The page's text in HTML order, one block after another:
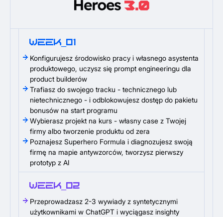
WEEK_01
Konfigurujesz środowisko pracy i własnego asystenta
produktowego, uczysz się prompt engineeringu dla
product builderów
Trafiasz do swojego tracku - technicznego lub
nietechnicznego - i odblokowujesz dostęp do pakietu
bonusów na start programu
Wybierasz projekt na kurs - własny case z Twojej
firmy albo tworzenie produktu od zera
Poznajesz Superhero Formula i diagnozujesz swoją
firmę na mapie antywzorców, tworzysz pierwszy
prototyp z AI
WEEK_02
Przeprowadzasz 2-3 wywiady z syntetycznymi
użytkownikami w ChatGPT i wyciągasz insighty